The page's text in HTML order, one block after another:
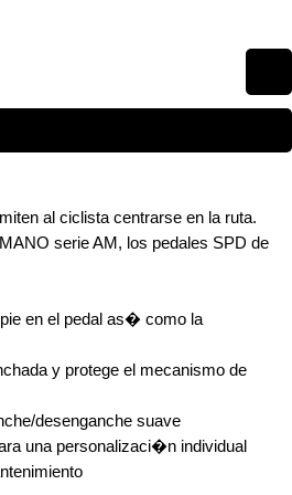
al ciclista centrarse en la ruta.
serie AM, los pedales SPD de
en el pedal as� como la
y protege el mecanismo de
desenganche suave
una personalizaci�n individual